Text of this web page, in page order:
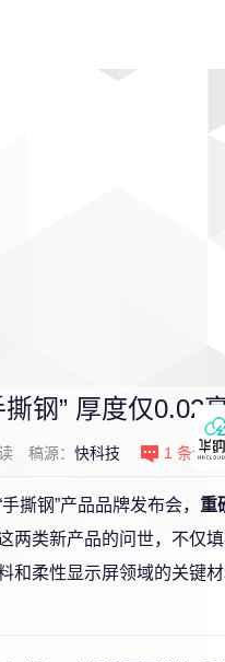
钢” 厚度仅0.02
稿源： 快科技 1 条评论
撕钢”产品品牌发布会， 重
两类新产品的问世，不仅
和柔性显示屏领域的关键